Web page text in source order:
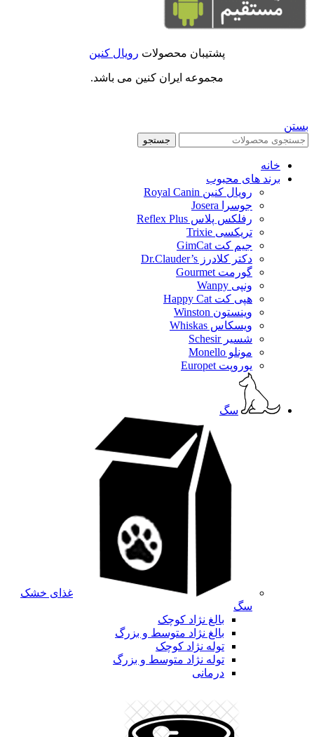
پشتیبان محصولات رویال کنین
مجموعه ایران کنین می باشد.
بستن
جستجو
خانه
برند های محبوب
رویال کنین Royal Canin
جوسرا Josera
رفلکس پلاس Reflex Plus
تریکسی Trixie
جیم کت GimCat
دکتر کلادرز Dr.Clauder’s
گورمت Gourmet
ونپی Wanpy
هپی کت Happy Cat
وینستون Winston
ویسکاس Whiskas
شسیر Schesir
مونلو Monello
یوروپت Europet
سگ
غذای خشک
سگ
بالغ نژاد کوچک
بالغ نژاد متوسط و بزرگ
توله نژاد کوچک
توله نژاد متوسط و بزرگ
درمانی